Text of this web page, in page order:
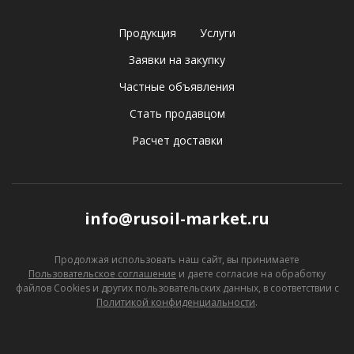
Продукция
Услуги
Заявки на закупку
Частные объявления
Стать продавцом
Расчет доставки
Продолжая использовать наш сайт, вы принимаете
Пользовательское соглашение и даете согласие на обработку
файлов Cookies и других пользовательских данных, в соответствии с
Политикой конфиденциальности.
info@rusoil-market.ru